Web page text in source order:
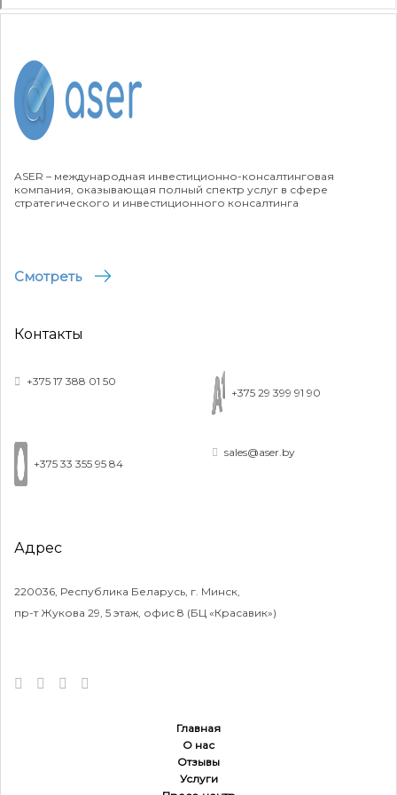
ASER – международная инвестиционно-консалтинговая
компания, оказывающая полный спектр услуг в сфере
стратегического и инвестиционного консалтинга
Смотреть
Контакты
+375 17 388 01 50
+375 29 399 91 90
+375 33 355 95 84
sales@aser.by
Адрес
220036, Республика Беларусь, г. Минск,
пр-т Жукова 29, 5 этаж, офис 8 (БЦ «Красавик»)
Главная
О нас
Отзывы
Услуги